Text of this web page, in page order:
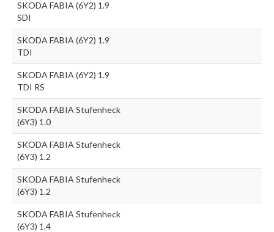
SKODA FABIA (6Y2) 1.9
SDI
SKODA FABIA (6Y2) 1.9
TDI
SKODA FABIA (6Y2) 1.9
TDI RS
SKODA FABIA Stufenheck
(6Y3) 1.0
SKODA FABIA Stufenheck
(6Y3) 1.2
SKODA FABIA Stufenheck
(6Y3) 1.2
SKODA FABIA Stufenheck
(6Y3) 1.4